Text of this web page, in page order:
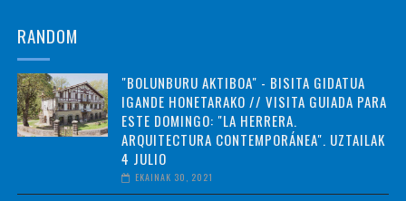
RANDOM
"BOLUNBURU AKTIBOA" - BISITA GIDATUA
IGANDE HONETARAKO // VISITA GUIADA PARA
ESTE DOMINGO: "LA HERRERA.
ARQUITECTURA CONTEMPORÁNEA". UZTAILAK
4 JULIO
EKAINAK 30, 2021